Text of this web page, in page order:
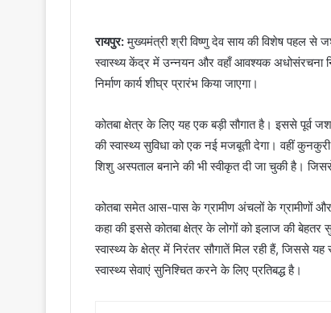
रायपुर:मुख्यमंत्री श्री विष्णु देव साय की विशेष पहल से
स्वास्थ्य केंद्र में उन्नयन और वहाँ आवश्यक अधोसंरचना
निर्माण कार्य शीघ्र प्रारंभ किया जाएगा।
कोतबा क्षेत्र के लिए यह एक बड़ी सौगात है। इससे पूर्व
की स्वास्थ्य सुविधा को एक नई मजबूती देगा। वहीं
शिशु अस्पताल बनाने की भी स्वीकृत दी जा चुकी है।
कोतबा समेत आस-पास के ग्रामीण अंचलों के ग्रामीणों
कहा की इससे कोतबा क्षेत्र के लोगों को इलाज की बेहतर
स्वास्थ्य के क्षेत्र में निरंतर सौगातें मिल रही हैं, जिससे यह
स्वास्थ्य सेवाएं सुनिश्चित करने के लिए प्रतिबद्ध है।